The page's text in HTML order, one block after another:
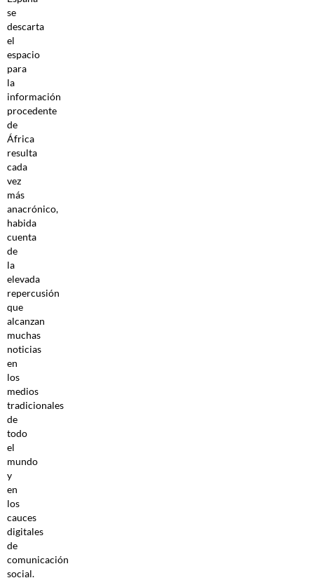
se
descarta
el
espacio
para
la
información
procedente
de
África
resulta
cada
vez
más
anacrónico,
habida
cuenta
de
la
elevada
repercusión
que
alcanzan
muchas
noticias
en
los
medios
tradicionales
de
todo
el
mundo
y
en
los
cauces
digitales
de
comunicación
social.